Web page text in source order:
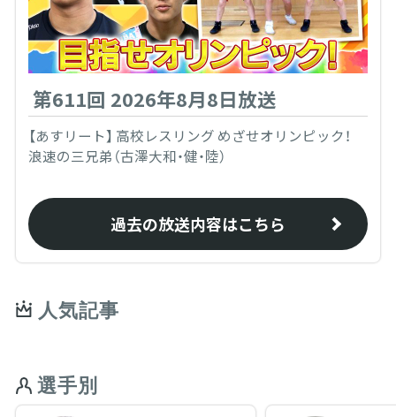
第611回 2026年8月8日放送
【あすリート】 高校レスリング めざせオリンピック！
浪速の三兄弟（古澤大和・健・陸）
過去の放送内容はこちら
人気記事
選手別